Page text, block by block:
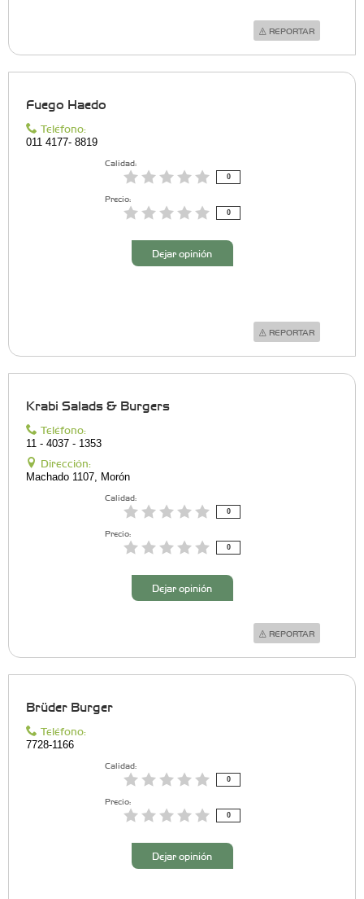
REPORTAR
Fuego Haedo
Teléfono:
011 4177- 8819
Calidad:
0
Precio:
0
Dejar opinión
REPORTAR
Krabi Salads & Burgers
Teléfono:
11 - 4037 - 1353
Dirección:
Machado 1107, Morón
Calidad:
0
Precio:
0
Dejar opinión
REPORTAR
Brüder Burger
Teléfono:
7728-1166
Calidad:
0
Precio:
0
Dejar opinión